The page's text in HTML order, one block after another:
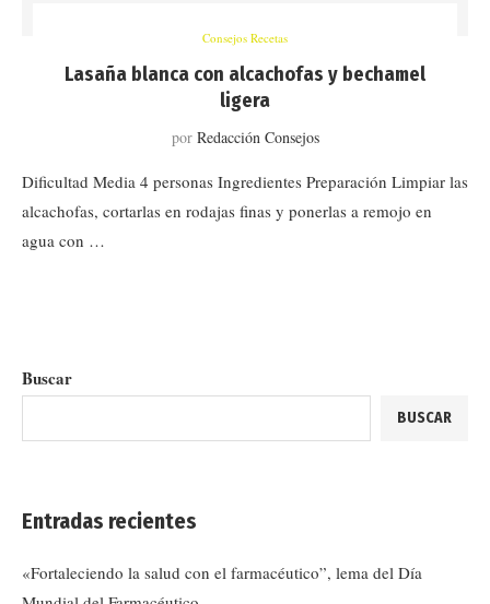
Consejos Recetas
Lasaña blanca con alcachofas y bechamel
ligera
por Redacción Consejos
Dificultad Media 4 personas Ingredientes Preparación Limpiar las
alcachofas, cortarlas en rodajas finas y ponerlas a remojo en
agua con …
Buscar
BUSCAR
Entradas recientes
«Fortaleciendo la salud con el farmacéutico”, lema del Día